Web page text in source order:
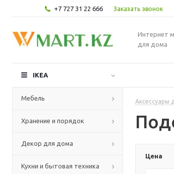
+7 727 31 22 666 Заказать звонок
Интернет
для дома
IKEA
Мебель
Хранение и порядок
Декор для дома
Кухни и бытовая техника
Аксессуары
Цена